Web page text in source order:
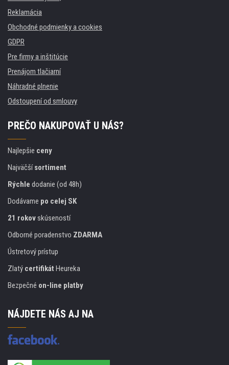
Reklamácia
Obchodné podmienky a cookies
GDPR
Pre firmy a inštitúcie
Prenájom tlačiarní
Náhradné plnenie
Odstoupení od smlouvy
PREČO NAKUPOVAŤ U NÁS?
Najlepšie ceny
Najväčšísortiment
Rýchle dodanie (od 48h)
Dodávame po celej SK
21 rokovskúseností
Odborné poradenstvo ZDARMA
Ústretový prístup
Zlatý certifikát Heureka
Bezpečné on-line platby
NÁJDETE NÁS AJ NA